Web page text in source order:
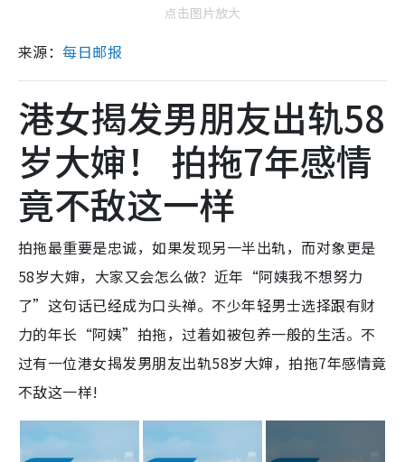
点击图片放大
来源：每日邮报
港女揭发男朋友出轨58
岁大婶！ 拍拖7年感情
竟不敌这一样
拍拖最重要是忠诚，如果发现另一半出轨，而对象更是
58岁大婶，大家又会怎么做？近年“阿姨我不想努力
了”这句话已经成为口头禅。不少年轻男士选择跟有财
力的年长“阿姨”拍拖，过着如被包养一般的生活。不
过有一位港女揭发男朋友出轨58岁大婶，拍拖7年感情竟
不敌这一样!